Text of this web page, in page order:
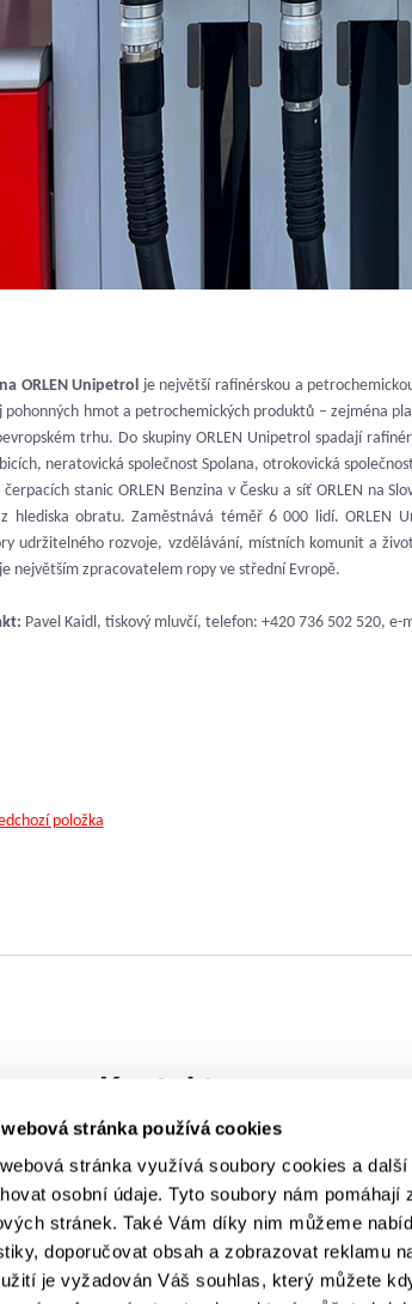
stránka používá cookies
stránka využívá soubory cookies a
osobní údaje. Tyto soubory nám
stránek. Také Vám díky nim můžeme
doporučovat obsah a zobrazovat reklamu
je vyžadován Váš souhlas, který můžete
ORLEN Unipetrol je největší rafinérskou a
pohonných hmot a petrochemických produktů – zejména
trhu. Do skupiny ORLEN Unipetrol spadají
neratovická společnost Spolana, otrokovická
stanic ORLEN Benzina v Česku a síť ORLEN na
hlediska obratu. Zaměstnává téměř 6 000 lidí. ORLEN
udržitelného rozvoje, vzdělávání, místních komunit a
největším zpracovatelem ropy ve střední Evropě.
Pavel Kaidl, tiskový mluvčí, telefon: +420 736 502 520, e-
položka
Kontakt
Kontakty
Nabídky franchisingu
Pro média